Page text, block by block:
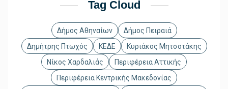
Tag Cloud
Δήμος Αθηναίων
Δήμος Πειραιά
Δημήτρης Πτωχός
ΚΕΔΕ
Κυριάκος Μητσοτάκης
Νίκος Χαρδαλιάς
Περιφέρεια Αττικής
Περιφέρεια Κεντρικής Μακεδονίας